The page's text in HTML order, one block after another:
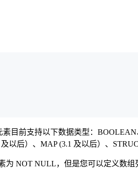
目前支持以下数据类型：
后）、MAP (3.1 及以后）、
NOT NULL，但是您可以定义数组